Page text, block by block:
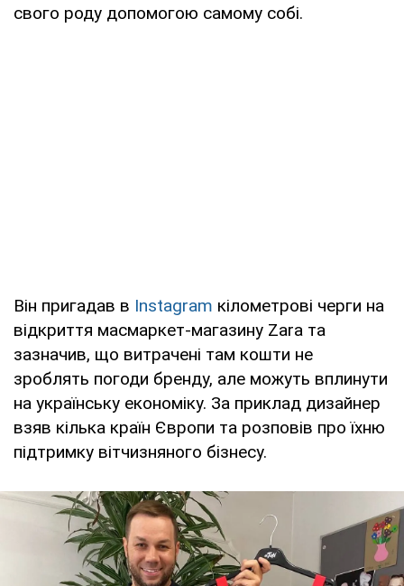
свого роду допомогою самому собі.
Він пригадав в Instagram кілометрові черги на
відкриття масмаркет-магазину Zara та
зазначив, що витрачені там кошти не
зроблять погоди бренду, але можуть вплинути
на українську економіку. За приклад дизайнер
взяв кілька країн Європи та розповів про їхню
підтримку вітчизняного бізнесу.